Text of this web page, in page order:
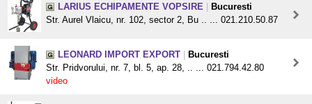
LARIUS ECHIPAMENTE VOPSIRE
Bucuresti
Str. Aurel Vlaicu, nr. 102, sector 2, Bu .. ... 021.210.50.87
LEONARD IMPORT EXPORT
Bucuresti
Str. Pridvorului, nr. 7, bl. 5, ap. 28, .. ... 021.794.42.80
video